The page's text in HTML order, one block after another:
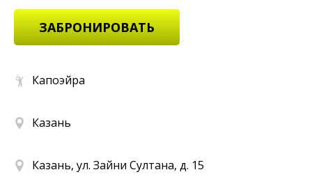
ЗАБРОНИРОВАТЬ
Капоэйра
Казань
Казань, ул. Зайни Султана, д. 15